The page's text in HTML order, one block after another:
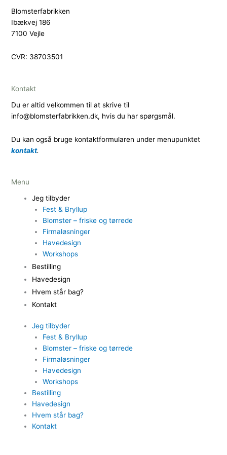
Blomsterfabrikken
Ibækvej 186
7100 Vejle
CVR: 38703501
Kontakt
Du er altid velkommen til at skrive til
info@blomsterfabrikken.dk, hvis du har spørgsmål.
Du kan også bruge kontaktformularen under menupunktet
kontakt.
Menu
Jeg tilbyder
Fest & Bryllup
Blomster – friske og tørrede
Firmaløsninger
Havedesign
Workshops
Bestilling
Havedesign
Hvem står bag?
Kontakt
Jeg tilbyder
Fest & Bryllup
Blomster – friske og tørrede
Firmaløsninger
Havedesign
Workshops
Bestilling
Havedesign
Hvem står bag?
Kontakt